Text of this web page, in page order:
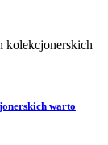
warto